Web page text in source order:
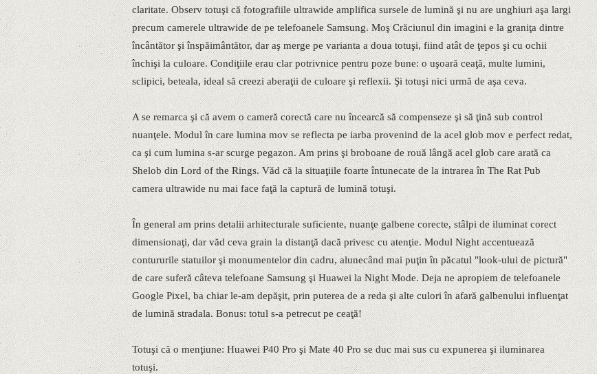
claritate. Observ totuşi că fotografiile ultrawide amplifica sursele de lumină şi nu are unghiuri aşa largi
precum camerele ultrawide de pe telefoanele Samsung. Moş Crăciunul din imagini e la graniţa dintre
încântător şi înspăimântător, dar aş merge pe varianta a doua totuşi, fiind atât de ţepos şi cu ochii
închişi la culoare. Condiţiile erau clar potrivnice pentru poze bune: o uşoară ceaţă, multe lumini,
sclipici, beteala, ideal să creezi aberaţii de culoare şi reflexii. Şi totuşi nici urmă de aşa ceva.
A se remarca şi că avem o cameră corectă care nu încearcă să compenseze şi să ţină sub control
nuanţele. Modul în care lumina mov se reflecta pe iarba provenind de la acel glob mov e perfect redat,
ca şi cum lumina s-ar scurge pegazon. Am prins şi broboane de rouă lângă acel glob care arată ca
Shelob din Lord of the Rings. Văd că la situaţiile foarte întunecate de la intrarea în The Rat Pub
camera ultrawide nu mai face faţă la captură de lumină totuşi.
În general am prins detalii arhitecturale suficiente, nuanţe galbene corecte, stâlpi de iluminat corect
dimensionaţi, dar văd ceva grain la distanţă dacă privesc cu atenţie. Modul Night accentuează
contururile statuilor şi monumentelor din cadru, alunecând mai puţin în păcatul "look-ului de pictură"
de care suferă câteva telefoane Samsung şi Huawei la Night Mode. Deja ne apropiem de telefoanele
Google Pixel, ba chiar le-am depăşit, prin puterea de a reda şi alte culori în afară galbenului influenţat
de lumină stradala. Bonus: totul s-a petrecut pe ceaţă!
Totuşi că o menţiune: Huawei P40 Pro şi Mate 40 Pro se duc mai sus cu expunerea şi iluminarea
totuşi.